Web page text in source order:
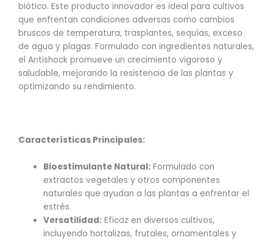
biótico. Este producto innovador es ideal para cultivos
que enfrentan condiciones adversas como cambios
bruscos de temperatura, trasplantes, sequías, exceso
de agua y plagas. Formulado con ingredientes naturales,
el Antishock promueve un crecimiento vigoroso y
saludable, mejorando la resistencia de las plantas y
optimizando su rendimiento.
Características Principales:
Bioestimulante Natural: Formulado con
extractos vegetales y otros componentes
naturales que ayudan a las plantas a enfrentar el
estrés.
Versatilidad: Eficaz en diversos cultivos,
incluyendo hortalizas, frutales, ornamentales y